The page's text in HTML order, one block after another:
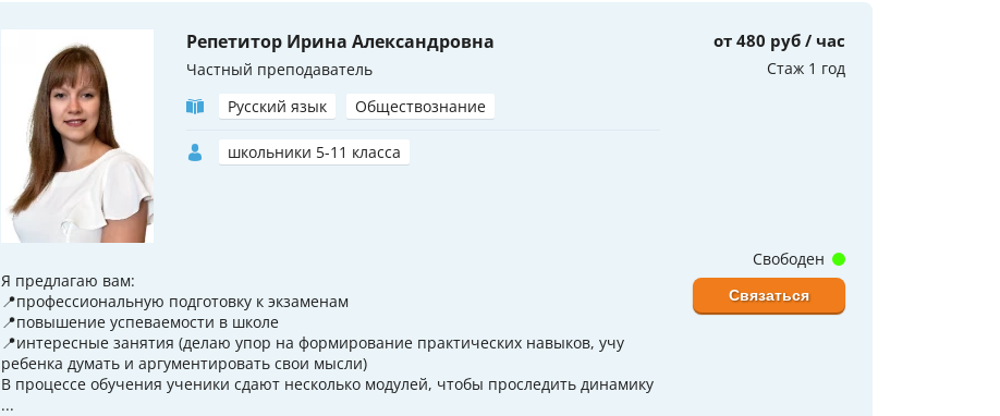
Репетитор Ирина Александровна
Частный преподаватель
Русский язык
Обществознание
школьники 5-11 класса
от 480 руб / час
Стаж 1 год
Я предлагаю вам:
📍профессиональную подготовку к экзаменам
📍повышение успеваемости в школе
📍интересные занятия (делаю упор на формирование практических навыков, учу
ребенка думать и аргументировать свои мысли)
В процессе обучения ученики сдают несколько модулей, чтобы проследить динамику
...
Свободен
Связаться